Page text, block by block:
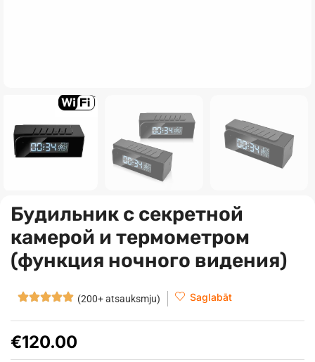
Будильник с секретной
камерой и термометром
(функция ночного видения)
(200+ atsauksmju) Saglabāt
€120.00